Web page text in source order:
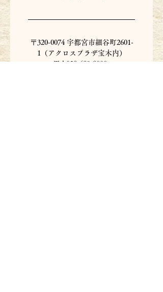
〒320-0074 宇都宮市細谷町2601-
1（アクロスプラザ宝木内）
Tel.028-689-8000